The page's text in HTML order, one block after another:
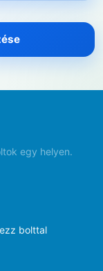
egy helyen.
bolttal